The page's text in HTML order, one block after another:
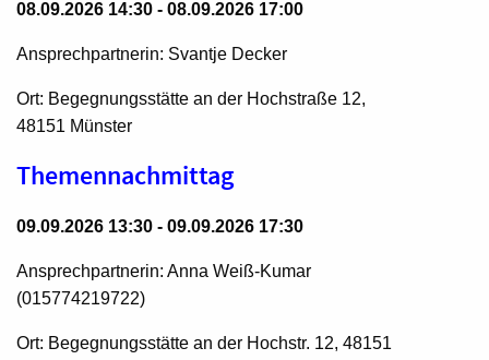
08.09.2026 14:30 - 08.09.2026 17:00
Ansprechpartnerin: Svantje Decker
Ort: Begegnungsstätte an der Hochstraße 12,
48151 Münster
Themennachmittag
09.09.2026 13:30 - 09.09.2026 17:30
Ansprechpartnerin: Anna Weiß-Kumar
(015774219722)
Ort: Begegnungsstätte an der Hochstr. 12, 48151